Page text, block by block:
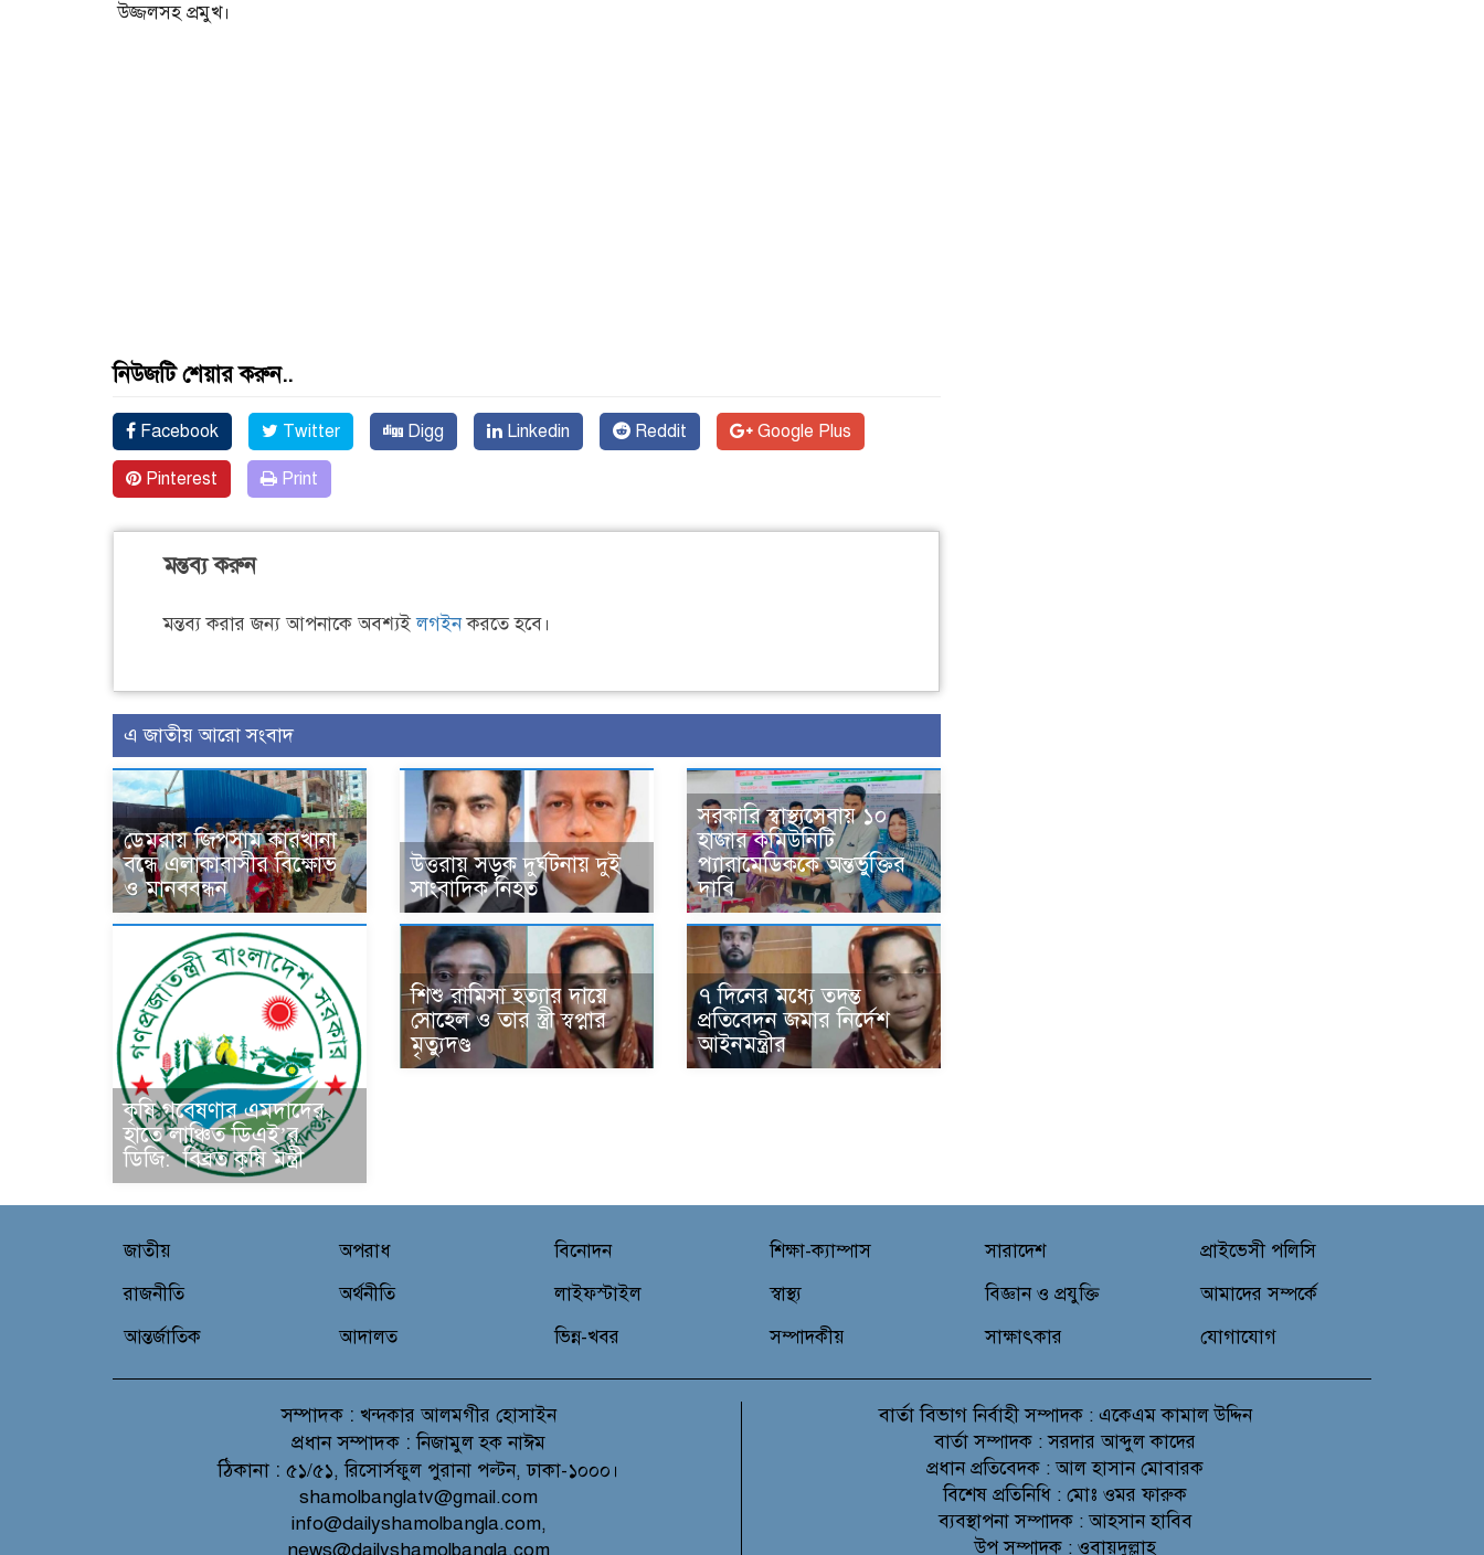
উজ্জলসহ প্রমুখ।
নিউজটি শেয়ার করুন..
Facebook Twitter Digg Linkedin Reddit Google Plus
Pinterest Print
মন্তব্য করুন
মন্তব্য করার জন্য আপনাকে অবশ্যইলগইনকরতে হবে।
এ জাতীয় আরো সংবাদ
ডেমরায় জিপসাম কারখানা
বন্ধে এলাকাবাসীর বিক্ষোভ
ও মানববন্ধন
উত্তরায় সড়ক দুর্ঘটনায় দুই
সাংবাদিক নিহত
সরকারি স্বাস্থ্যসেবায় ১০
হাজার কমিউনিটি
প্যারামেডিককে অন্তর্ভুক্তির
দাবি
কৃষি গবেষণার এমদাদের
হাতে লাঞ্চিত ডিএই’র
ডিজি: বিব্রত কৃষি মন্ত্রী
শিশু রামিসা হত্যার দায়ে
সোহেল ও তার স্ত্রী স্বপ্নার
মৃত্যুদণ্ড
৭ দিনের মধ্যে তদন্ত
প্রতিবেদন জমার নির্দেশ
আইনমন্ত্রীর
জাতীয়
রাজনীতি
আন্তর্জাতিক
অপরাধ
অর্থনীতি
আদালত
বিনোদন
লাইফস্টাইল
ভিন্ন-খবর
শিক্ষা-ক্যাম্পাস
স্বাস্থ্য
সম্পাদকীয়
সারাদেশ
বিজ্ঞান ও প্রযুক্তি
সাক্ষাৎকার
প্রাইভেসী পলিসি
আমাদের সম্পর্কে
যোগাযোগ
সম্পাদক : খন্দকার আলমগীর হোসাইন
প্রধান সম্পাদক : নিজামুল হক নাঈম
ঠিকানা : ৫১/৫১, রিসোর্সফুল পুরানা পল্টন, ঢাকা-১০০০।
shamolbanglatv@gmail.com
info@dailyshamolbangla.com,
news@dailyshamolbangla.com
বার্তা বিভাগনির্বাহী সম্পাদক : একেএম কামাল উদ্দিন
বার্তা সম্পাদক : সরদার আব্দুল কাদের
প্রধান প্রতিবেদক : আল হাসান মোবারক
বিশেষ প্রতিনিধি : মোঃ ওমর ফারুক
ব্যবস্থাপনা সম্পাদক : আহসান হাবিব
উপ সম্পাদক : ওবায়দুল্লাহ